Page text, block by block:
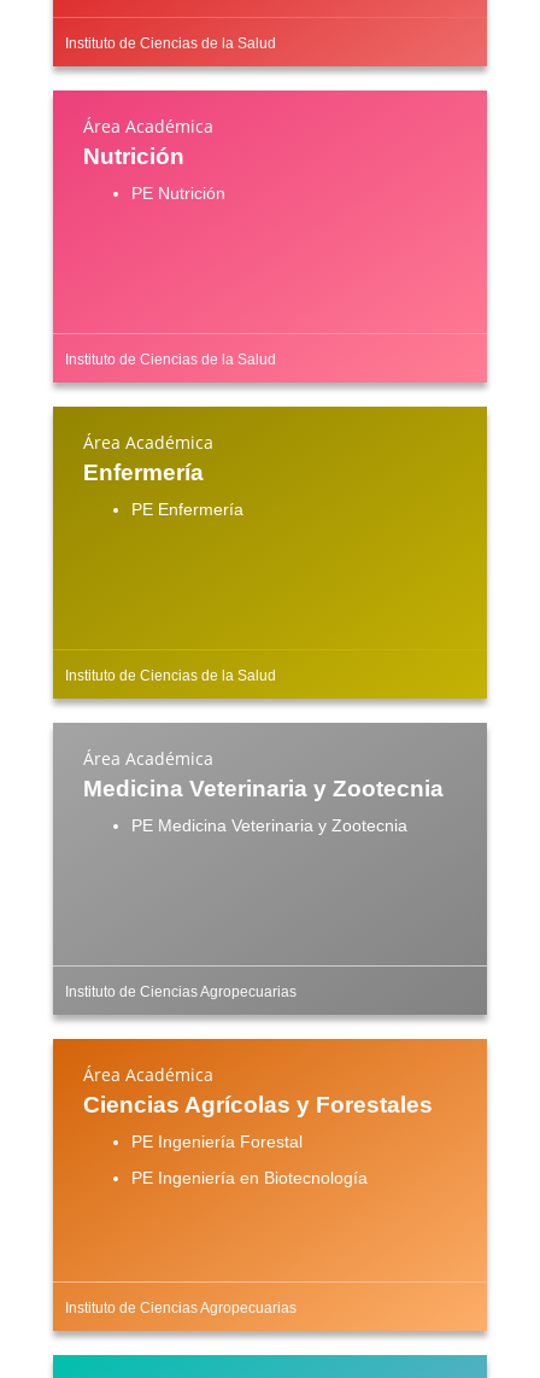
Instituto de Ciencias de la Salud
Área Académica
Nutrición
PE Nutrición
Instituto de Ciencias de la Salud
Área Académica
Enfermería
PE Enfermería
Instituto de Ciencias de la Salud
Área Académica
Medicina Veterinaria y Zootecnia
PE Medicina Veterinaria y Zootecnia
Instituto de Ciencias Agropecuarias
Área Académica
Ciencias Agrícolas y Forestales
PE Ingeniería Forestal
PE Ingeniería en Biotecnología
Instituto de Ciencias Agropecuarias